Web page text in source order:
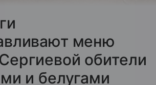
меню
обители
и белугами